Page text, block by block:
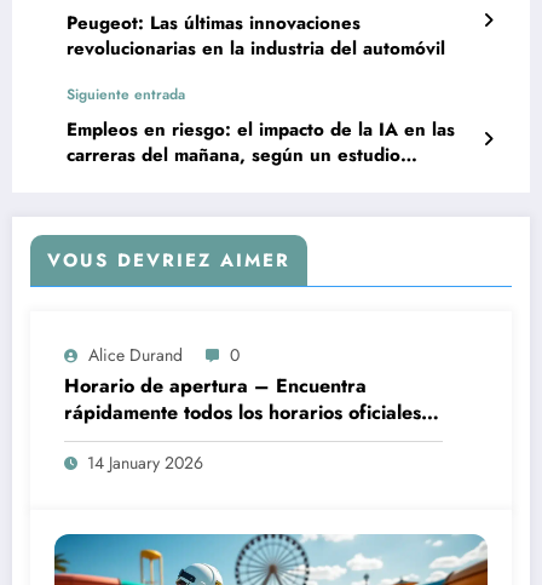
Peugeot: Las últimas innovaciones
revolucionarias en la industria del automóvil
Siguiente entrada
Empleos en riesgo: el impacto de la IA en las
carreras del mañana, según un estudio
VOUS DEVRIEZ AIMER
Alice Durand 0
Horario de apertura – Encuentra
rápidamente todos los horarios oficiales
de apertura
14 January 2026